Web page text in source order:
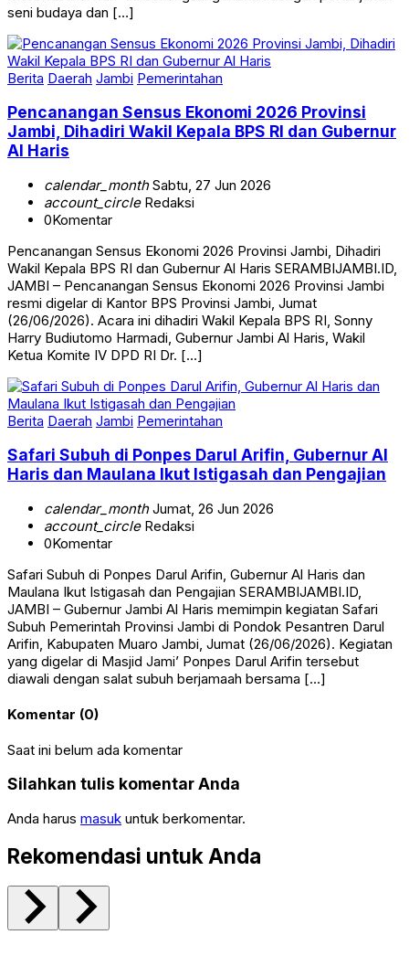
seni budaya dan […]
Berita Daerah Jambi Pemerintahan
Pencanangan Sensus Ekonomi 2026 Provinsi
Jambi, Dihadiri Wakil Kepala BPS RI dan Gubernur
Al Haris
calendar_monthSabtu, 27 Jun 2026
account_circleRedaksi
0Komentar
Pencanangan Sensus Ekonomi 2026 Provinsi Jambi, Dihadiri
Wakil Kepala BPS RI dan Gubernur Al Haris SERAMBIJAMBI.ID,
JAMBI – Pencanangan Sensus Ekonomi 2026 Provinsi Jambi
resmi digelar di Kantor BPS Provinsi Jambi, Jumat
(26/06/2026). Acara ini dihadiri Wakil Kepala BPS RI, Sonny
Harry Budiutomo Harmadi, Gubernur Jambi Al Haris, Wakil
Ketua Komite IV DPD RI Dr. […]
Berita Daerah Jambi Pemerintahan
Safari Subuh di Ponpes Darul Arifin, Gubernur Al
Haris dan Maulana Ikut Istigasah dan Pengajian
calendar_monthJumat, 26 Jun 2026
account_circleRedaksi
0Komentar
Safari Subuh di Ponpes Darul Arifin, Gubernur Al Haris dan
Maulana Ikut Istigasah dan Pengajian SERAMBIJAMBI.ID,
JAMBI – Gubernur Jambi Al Haris memimpin kegiatan Safari
Subuh Pemerintah Provinsi Jambi di Pondok Pesantren Darul
Arifin, Kabupaten Muaro Jambi, Jumat (26/06/2026). Kegiatan
yang digelar di Masjid Jami’ Ponpes Darul Arifin tersebut
diawali dengan salat subuh berjamaah bersama […]
Komentar (0)
Saat ini belum ada komentar
Silahkan tulis komentar Anda
Anda harus masuk untuk berkomentar.
Rekomendasi untuk Anda